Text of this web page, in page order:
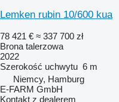
Lemken rubin 10/600 kua
78 421 € ≈ 337 700 zł
Brona talerzowa
2022
Szerokość uchwytu 6 m
Niemcy, Hamburg
E-FARM GmbH
Kontakt z dealerem